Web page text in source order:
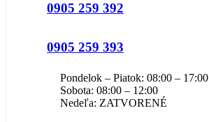
0905 259 392
0905 259 393
Pondelok – Piatok: 08:00 – 17:00
Sobota: 08:00 – 12:00
Nedeľa: ZATVORENÉ